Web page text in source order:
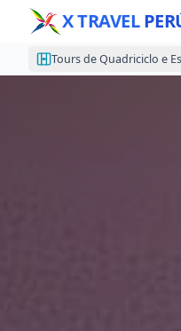
X TRAVEL
Tours de Quadriciclo e